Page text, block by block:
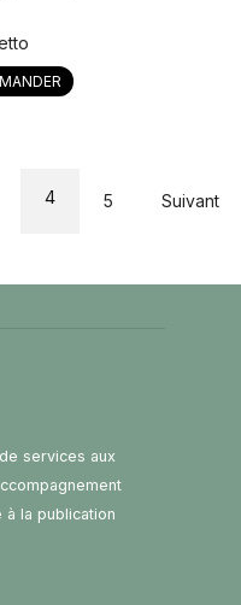
4 5 Suivant
services aux
à la publication